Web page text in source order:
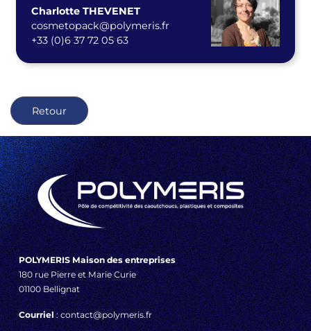
Charlotte THEVENET
cosmetopack@polymeris.fr
+33 (0)6 37 72 05 63
Retour
POLYMERIS Maison des entreprises
180 rue Pierre et Marie Curie
01100 Bellignat
Courriel: contact@polymeris.fr